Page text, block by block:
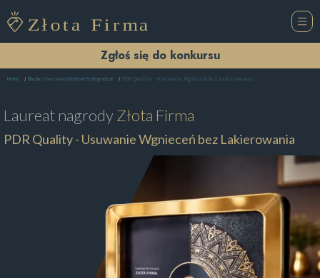
Zgłoś się do konkursu
Home Blacharstwo samochodowe Podegrodzie PDR Quality - Usuwanie Wgnieceń bez Lakierowania
Laureat nagrodyZłota Firma
PDR Quality - Usuwanie Wgnieceń bez Lakierowania